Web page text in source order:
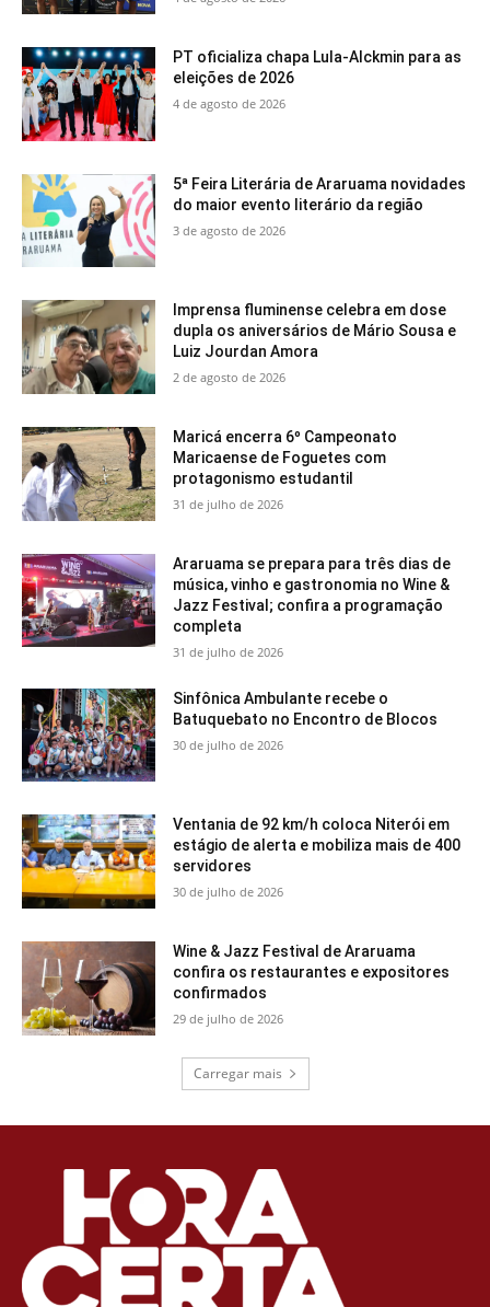
PT oficializa chapa Lula-Alckmin para as
eleições de 2026
4 de agosto de 2026
5ª Feira Literária de Araruama novidades
do maior evento literário da região
3 de agosto de 2026
Imprensa fluminense celebra em dose
dupla os aniversários de Mário Sousa e
Luiz Jourdan Amora
2 de agosto de 2026
Maricá encerra 6º Campeonato
Maricaense de Foguetes com
protagonismo estudantil
31 de julho de 2026
Araruama se prepara para três dias de
música, vinho e gastronomia no Wine &
Jazz Festival; confira a programação
completa
31 de julho de 2026
Sinfônica Ambulante recebe o
Batuquebato no Encontro de Blocos
30 de julho de 2026
Ventania de 92 km/h coloca Niterói em
estágio de alerta e mobiliza mais de 400
servidores
30 de julho de 2026
Wine & Jazz Festival de Araruama
confira os restaurantes e expositores
confirmados
29 de julho de 2026
Carregar mais